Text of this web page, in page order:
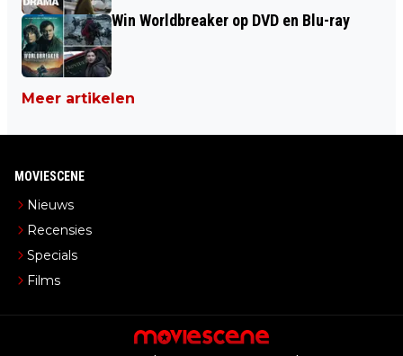
Win Worldbreaker op DVD en Blu-ray
Meer artikelen
MOVIESCENE
Nieuws
Recensies
Specials
Films